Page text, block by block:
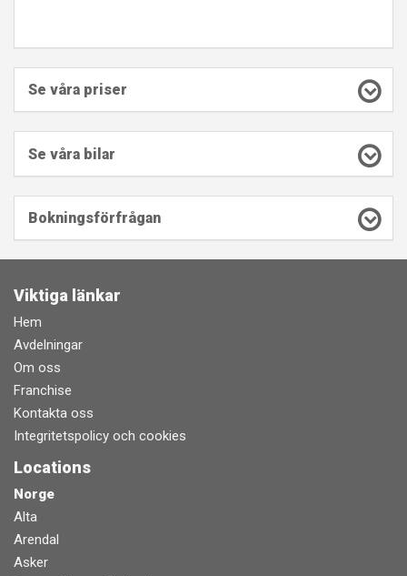
Se våra priser
Se våra bilar
Bokningsförfrågan
Viktiga länkar
Hem
Avdelningar
Om oss
Franchise
Kontakta oss
Integritetspolicy och cookies
Locations
Norge
Alta
Arendal
Asker